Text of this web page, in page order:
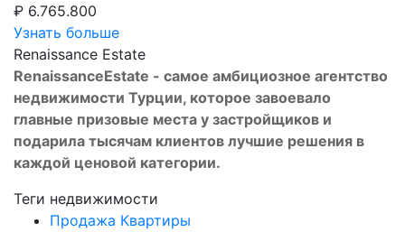
₽ 6.765.800
Узнать больше
Renaissance Estate
RenaissanceEstate - самое амбициозное агентство
недвижимости Турции, которое завоевало
главные призовые места у застройщиков и
подарила тысячам клиентов лучшие решения в
каждой ценовой категории.
Теги недвижимости
Продажа Квартиры